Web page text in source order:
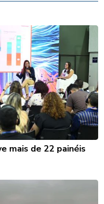
mais de 22 painéis